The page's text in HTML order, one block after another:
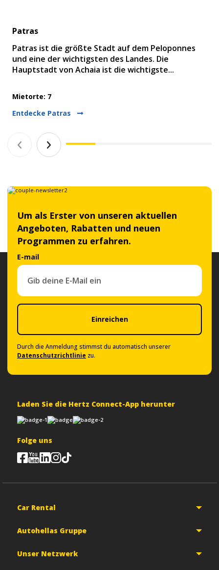
Patras
Patras ist die größte Stadt auf dem Peloponnes
und eine der wichtigsten des Landes. Die
Hauptstadt von Achaia ist die wichtigste...
Mietorte: 7
Entdecke Patras
Um als Erster von unseren aktuellen
Angeboten, Rabatten und neuen
Programmen zu erfahren.
E-mail
Einreichen
Durch die Anmeldung stimmst du automatisch unserer
Datenschutzrichtlinie zu.
Laden Sie die Hertz Connect-App herunter
Folge uns
Car Rental
Autohellas Gruppe
Unser Netzwerk